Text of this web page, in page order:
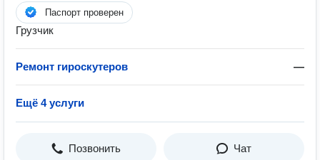
Паспорт проверен
Грузчик
Ремонт гироскутеров —
Ещё 4 услуги
Позвонить Чат